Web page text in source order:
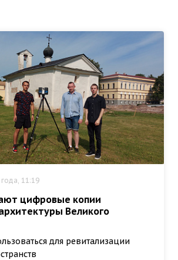
11:19
цифровые копии
Великого
для ревитализации